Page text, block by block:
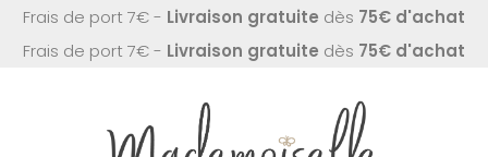
Frais de port 7€ - Livraison gratuite dès 75€ d'achat
Frais de port 7€ - Livraison gratuite dès 75€ d'achat